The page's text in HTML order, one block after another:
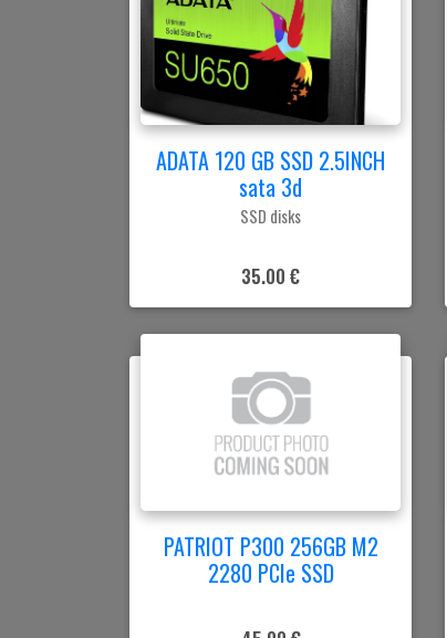
ADATA 120 GB SSD 2.5INCH
sata 3d
SSD disks
35.00 €
PATRIOT P300 256GB M2
2280 PCIe SSD